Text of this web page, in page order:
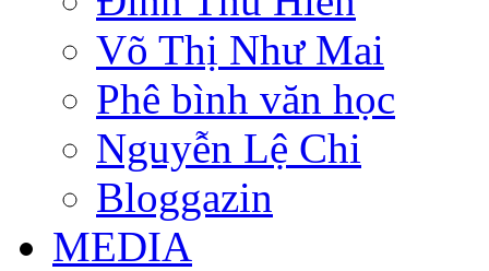
Võ Thị Như Mai
Phê bình văn học
Nguyễn Lệ Chi
Bloggazin
MEDIA